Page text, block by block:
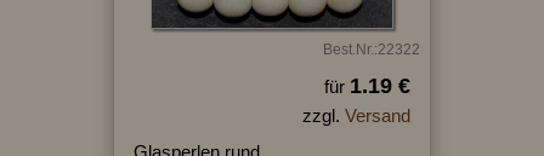
Best.Nr.:22322
für 1.19 €
zzgl. Versand